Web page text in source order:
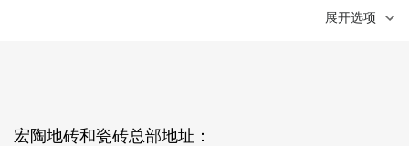
展开选项
宏陶地砖和瓷砖总部地址：